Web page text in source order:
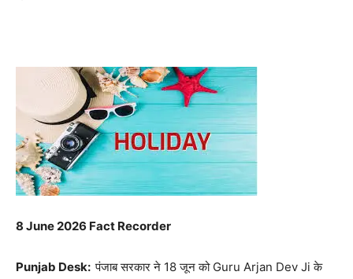
8 June 2026 Fact Recorder
Punjab Desk:पंजाब सरकार ने 18 जून को Guru Arjan Dev Ji के